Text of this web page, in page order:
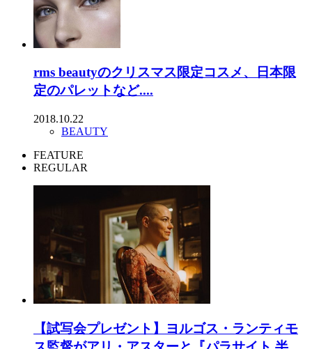
rms beautyのクリスマス限定コスメ、日本限
定のパレットなど....
2018.10.22
BEAUTY
FEATURE
REGULAR
【試写会プレゼント】ヨルゴス・ランティモ